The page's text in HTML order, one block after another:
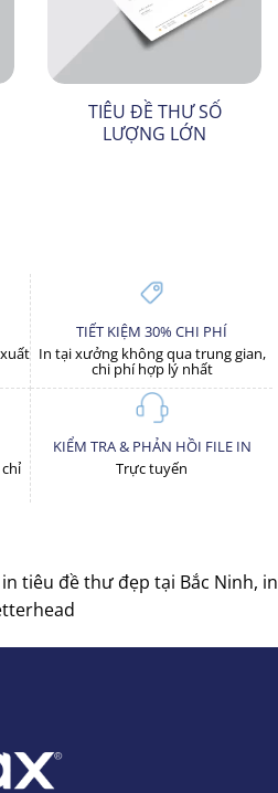
TIÊU ĐỀ THƯ SỐ
LƯỢNG LỚN
TIẾT KIỆM 30% CHI PHÍ
In tại xưởng không qua trung gian,
chi phí hợp lý nhất
KIỂM TRA & PHẢN HỒI FILE IN
Trực tuyến
tiêu đề thư đẹp tại Bắc Ninh, in